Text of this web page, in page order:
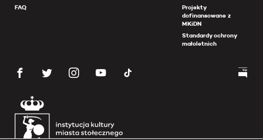
FAQ
Projekty
dofinansowane z
MKiDN
Standardy ochrony
małoletnich